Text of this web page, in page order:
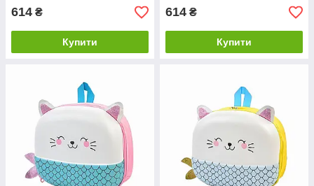
614 ₴
Купити
614 ₴
Купити